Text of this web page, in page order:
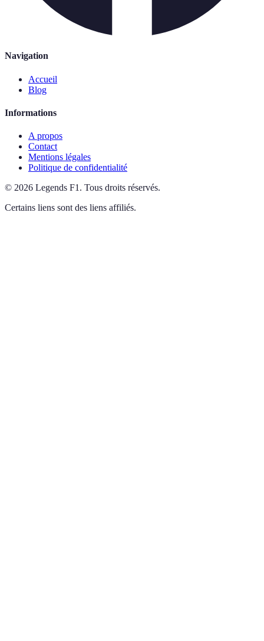
Navigation
Accueil
Blog
Informations
A propos
Contact
Mentions légales
Politique de confidentialité
© 2026 Legends F1 . Tous droits réservés.
Certains liens sont des liens affiliés.